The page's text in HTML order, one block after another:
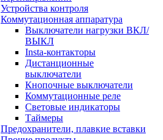
Устройства контроля
Коммутационная аппаратура
Выключатели нагрузки ВКЛ/
ВЫКЛ
Insta-контакторы
Дистанционные
выключатели
Кнопочные выключатели
Коммутационные реле
Световые индикаторы
Таймеры
Предохранители, плавкие вставки